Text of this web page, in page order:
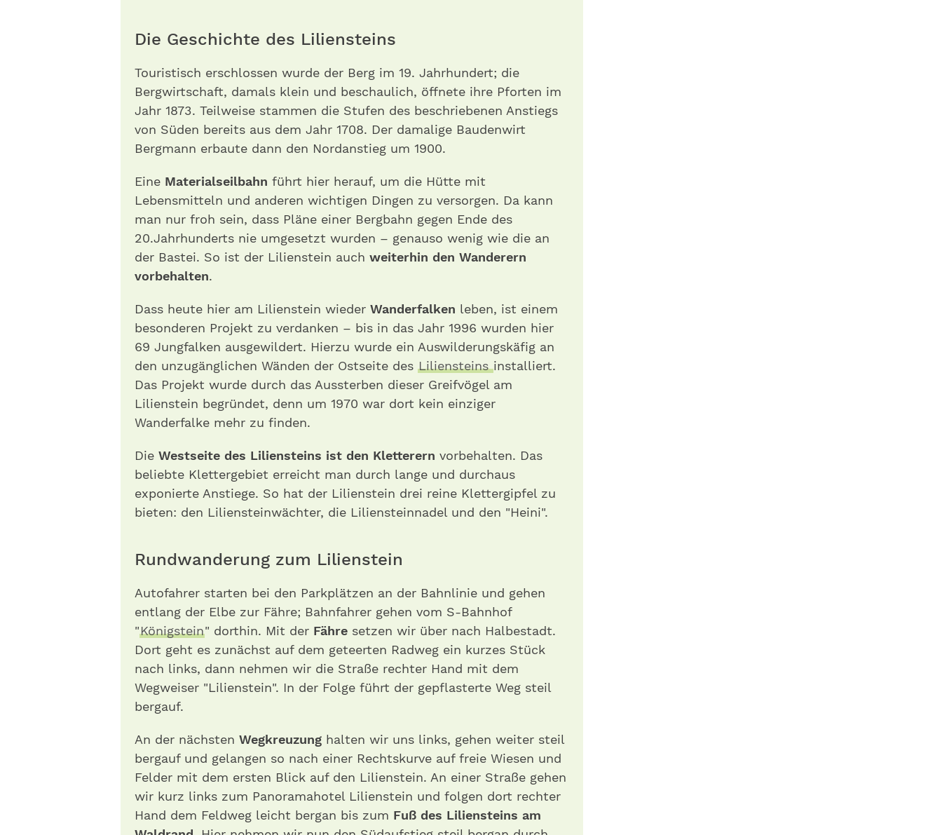
Die Geschichte des Liliensteins
Touristisch erschlossen wurde der Berg im 19. Jahrhundert; die
Bergwirtschaft, damals klein und beschaulich, öffnete ihre Pforten im
Jahr 1873. Teilweise stammen die Stufen des beschriebenen Anstiegs
von Süden bereits aus dem Jahr 1708. Der damalige Baudenwirt
Bergmann erbaute dann den Nordanstieg um 1900.
Eine Materialseilbahn führt hier herauf, um die Hütte mit
Lebensmitteln und anderen wichtigen Dingen zu versorgen. Da kann
man nur froh sein, dass Pläne einer Bergbahn gegen Ende des
20.Jahrhunderts nie umgesetzt wurden – genauso wenig wie die an
der Bastei. So ist der Lilienstein auch weiterhin den Wanderern
vorbehalten.
Dass heute hier am Lilienstein wieder Wanderfalken leben, ist einem
besonderen Projekt zu verdanken – bis in das Jahr 1996 wurden hier
69 Jungfalken ausgewildert. Hierzu wurde ein Auswilderungskäfig an
den unzugänglichen Wänden der Ostseite des Liliensteinsinstalliert.
Das Projekt wurde durch das Aussterben dieser Greifvögel am
Lilienstein begründet, denn um 1970 war dort kein einziger
Wanderfalke mehr zu finden.
Die Westseite des Liliensteins ist den Kletterern vorbehalten. Das
beliebte Klettergebiet erreicht man durch lange und durchaus
exponierte Anstiege. So hat der Lilienstein drei reine Klettergipfel zu
bieten: den Liliensteinwächter, die Liliensteinnadel und den "Heini".
Rundwanderung zum Lilienstein
Autofahrer starten bei den Parkplätzen an der Bahnlinie und gehen
entlang der Elbe zur Fähre; Bahnfahrer gehen vom S-Bahnhof
"Königstein" dorthin. Mit der Fähre setzen wir über nach Halbestadt.
Dort geht es zunächst auf dem geteerten Radweg ein kurzes Stück
nach links, dann nehmen wir die Straße rechter Hand mit dem
Wegweiser "Lilienstein". In der Folge führt der gepflasterte Weg steil
bergauf.
An der nächsten Wegkreuzung halten wir uns links, gehen weiter steil
bergauf und gelangen so nach einer Rechtskurve auf freie Wiesen und
Felder mit dem ersten Blick auf den Lilienstein. An einer Straße gehen
wir kurz links zum Panoramahotel Lilienstein und folgen dort rechter
Hand dem Feldweg leicht bergan bis zum Fuß des Liliensteins am